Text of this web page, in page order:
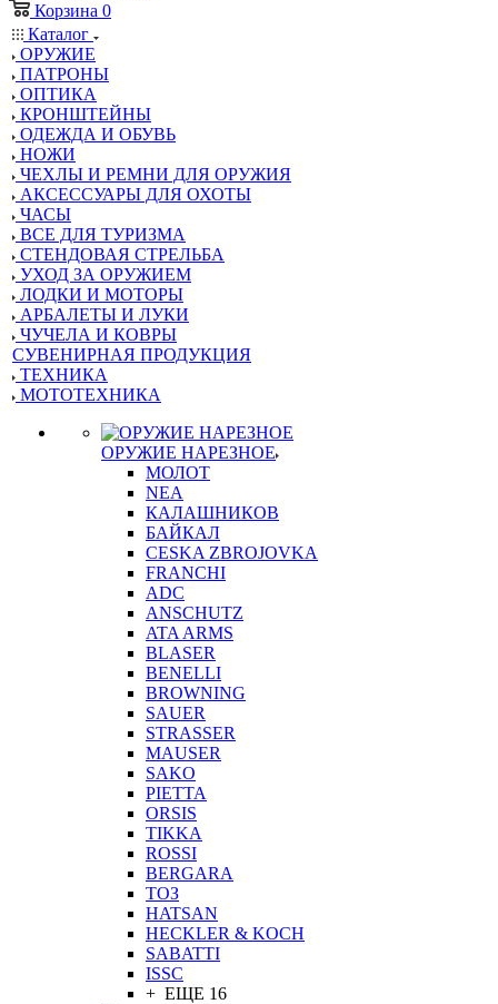
Корзина 0
Каталог
ОРУЖИЕ
ПАТРОНЫ
ОПТИКА
КРОНШТЕЙНЫ
ОДЕЖДА И ОБУВЬ
НОЖИ
ЧЕХЛЫ И РЕМНИ ДЛЯ ОРУЖИЯ
АКСЕССУАРЫ ДЛЯ ОХОТЫ
ЧАСЫ
ВСЕ ДЛЯ ТУРИЗМА
СТЕНДОВАЯ СТРЕЛЬБА
УХОД ЗА ОРУЖИЕМ
ЛОДКИ И МОТОРЫ
АРБАЛЕТЫ И ЛУКИ
ЧУЧЕЛА И КОВРЫ
СУВЕНИРНАЯ ПРОДУКЦИЯ
ТЕХНИКА
МОТОТЕХНИКА
ОРУЖИЕ НАРЕЗНОЕ
МОЛОТ
NEA
КАЛАШНИКОВ
БАЙКАЛ
CESKA ZBROJOVKA
FRANCHI
ADC
ANSCHUTZ
ATA ARMS
BLASER
BENELLI
BROWNING
SAUER
STRASSER
MAUSER
SAKO
PIETTA
ORSIS
TIKKA
ROSSI
BERGARA
ТОЗ
HATSAN
HECKLER & KOCH
SABATTI
ISSC
+ ЕЩЕ 16